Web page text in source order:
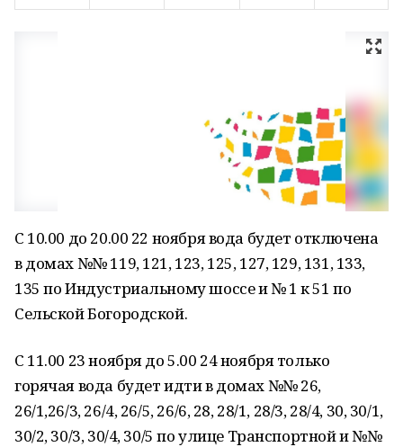
С 10.00 до 20.00 22 ноября вода будет отключена
в домах №№ 119, 121, 123, 125, 127, 129, 131, 133,
135 по Индустриальному шоссе и № 1 к 51 по
Сельской Богородской.
С 11.00 23 ноября до 5.00 24 ноября только
горячая вода будет идти в домах №№ 26,
26/1,26/3, 26/4, 26/5, 26/6, 28, 28/1, 28/3, 28/4, 30, 30/1,
30/2, 30/3, 30/4, 30/5 по улице Транспортной и №№